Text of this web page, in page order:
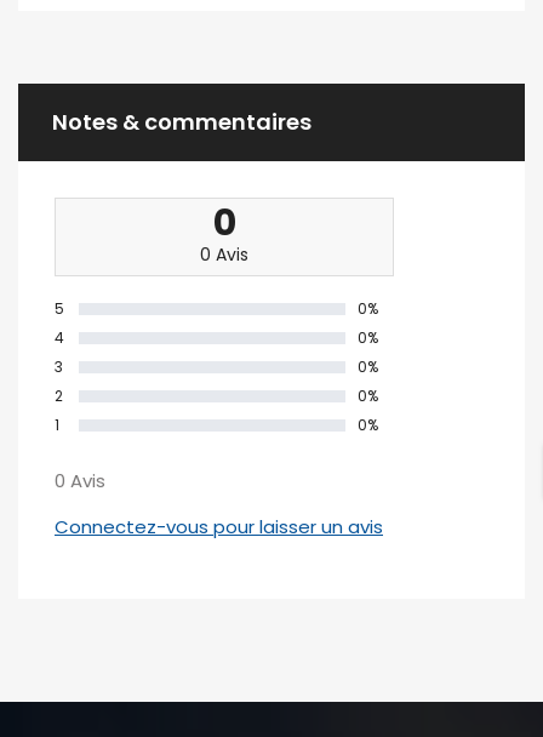
Notes & commentaires
0
0 Avis
5
0%
4
0%
3
0%
2
0%
1
0%
0 Avis
Connectez-vous pour laisser un avis